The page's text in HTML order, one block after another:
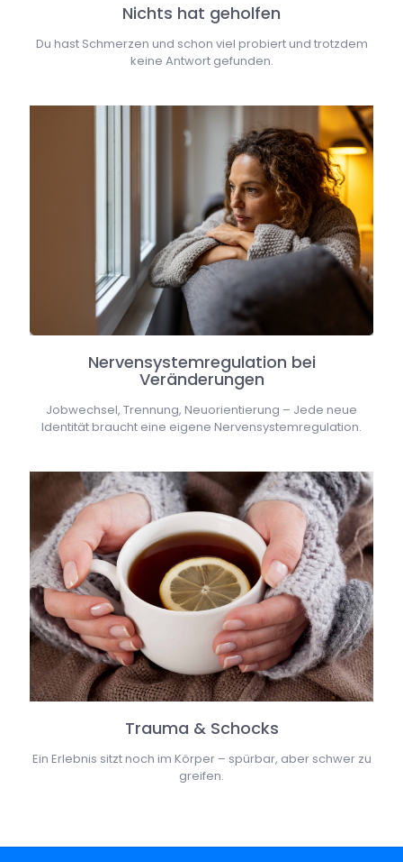
Nichts hat geholfen
Du hast Schmerzen und schon viel probiert und trotzdem
keine Antwort gefunden.
Nervensystemregulation bei
Veränderungen
Jobwechsel, Trennung, Neuorientierung – Jede neue
Identität braucht eine eigene Nervensystemregulation.
Trauma & Schocks
Ein Erlebnis sitzt noch im Körper – spürbar, aber schwer zu
greifen.